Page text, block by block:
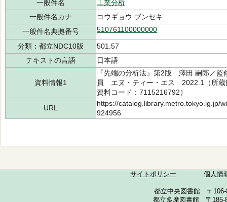
一般件名
工業分析
一般件名カナ
コウギョウ ブンセキ
一般件名典拠番号
510761100000000
分類：都立NDC10版
501.57
テキストの言語
日本語
資料情報1
『先端の分析法』第2版 澤田 嗣郎／
員 エヌ・ティー・エス 2022.1（所
資料コード：7115216792）
URL
https://catalog.library.metro.tokyo.lg.jp/
924956
サイトポリシー 個人情
都立中央図書館 〒
都立多摩図書館 〒185-